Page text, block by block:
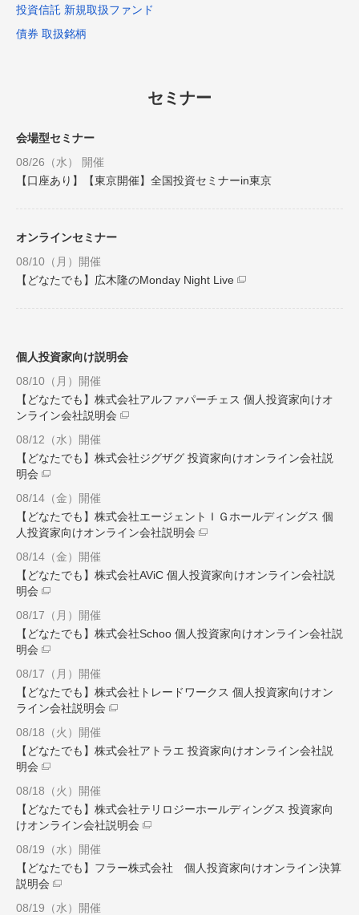
投資信託 新規取扱ファンド
債券 取扱銘柄
セミナー
会場型セミナー
08/26（水） 開催
【口座あり】【東京開催】全国投資セミナーin東京
オンラインセミナー
08/10（月）開催
【どなたでも】広木隆のMonday Night Live
個人投資家向け説明会
08/10（月）開催
【どなたでも】株式会社アルファパーチェス 個人投資家向けオ
ンライン会社説明会
08/12（水）開催
【どなたでも】株式会社ジグザグ 投資家向けオンライン会社説
明会
08/14（金）開催
【どなたでも】株式会社エージェントＩＧホールディングス 個
人投資家向けオンライン会社説明会
08/14（金）開催
【どなたでも】株式会社AViC 個人投資家向けオンライン会社説
明会
08/17（月）開催
【どなたでも】株式会社Schoo 個人投資家向けオンライン会社説
明会
08/17（月）開催
【どなたでも】株式会社トレードワークス 個人投資家向けオン
ライン会社説明会
08/18（火）開催
【どなたでも】株式会社アトラエ 投資家向けオンライン会社説
明会
08/18（火）開催
【どなたでも】株式会社テリロジーホールディングス 投資家向
けオンライン会社説明会
08/19（水）開催
【どなたでも】フラー株式会社 個人投資家向けオンライン決算
説明会
08/19（水）開催